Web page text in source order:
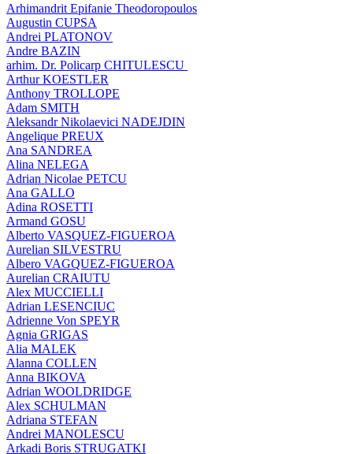
Arhimandrit Epifanie Theodoropoulos
Augustin CUPSA
Andrei PLATONOV
Andre BAZIN
arhim. Dr. Policarp CHITULESCU
Arthur KOESTLER
Anthony TROLLOPE
Adam SMITH
Aleksandr Nikolaevici NADEJDIN
Angelique PREUX
Ana SANDREA
Alina NELEGA
Adrian Nicolae PETCU
Ana GALLO
Adina ROSETTI
Armand GOSU
Alberto VASQUEZ-FIGUEROA
Aurelian SILVESTRU
Albero VAGQUEZ-FIGUEROA
Aurelian CRAIUTU
Alex MUCCIELLI
Adrian LESENCIUC
Adrienne Von SPEYR
Agnia GRIGAS
Alia MALEK
Alanna COLLEN
Anna BIKOVA
Adrian WOOLDRIDGE
Alex SCHULMAN
Adriana STEFAN
Andrei MANOLESCU
Arkadi Boris STRUGATKI